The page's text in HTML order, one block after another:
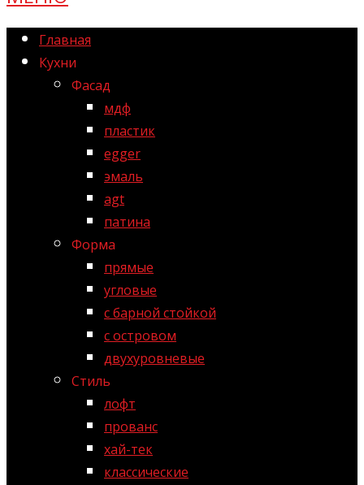
Главная
Кухни
Фасад
мдф
пластик
egger
эмаль
agt
патина
Форма
прямые
угловые
с барной стойкой
с островом
двухуровневые
Стиль
лофт
прованс
хай-тек
классические